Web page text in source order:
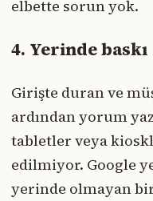
elbette sorun yok.
4. Yerinde baskı
Girişte duran ve
ardından yorum
tabletler veya
edilmiyor. Google
yerinde olmayan